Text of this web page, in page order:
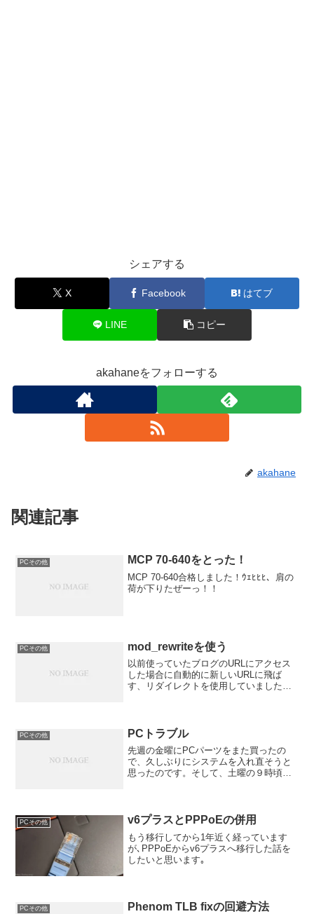
シェアする
X Facebook はてブ
LINE コピー
akahaneをフォローする
akahane
関連記事
PCその他 MCP 70-640をとった！
MCP 70-640合格しました！ｳｪﾋﾋﾋ、肩の
荷が下りたぜーっ！！
PCその他 mod_rewriteを使う
以前使っていたブログのURLにアクセス
した場合に自動的に新しいURLに飛ば
す、リダイレクトを使用していましたが
PCその他 PCトラブル
先週の金曜にPCパーツをまた買ったの
で、久しぶりにシステムを入れ直そうと
思ったのです。そして、土曜の９時頃か
ったTEPCOひかり...
PCその他 v6プラスとPPPoEの併用
もう移行してから1年近く経っています
が､PPPoEからv6プラスへ移行した話を
したいと思います｡
PCその他 Phenom TLB fixの回避方法